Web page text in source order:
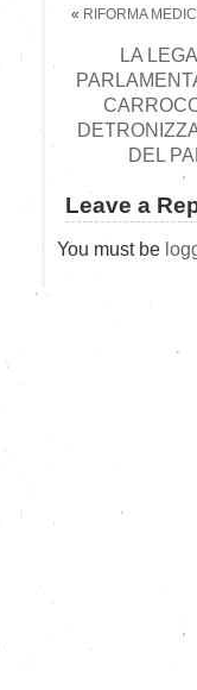
« RIFORMA
LA
DEL
Leave a
You must be